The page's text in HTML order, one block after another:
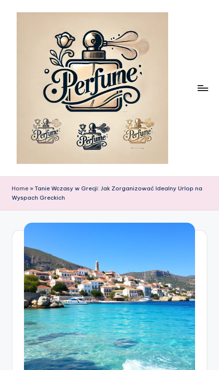
Home » Tanie Wczasy w Grecji: Jak Zorganizować Idealny Urlop na
Wyspach Greckich